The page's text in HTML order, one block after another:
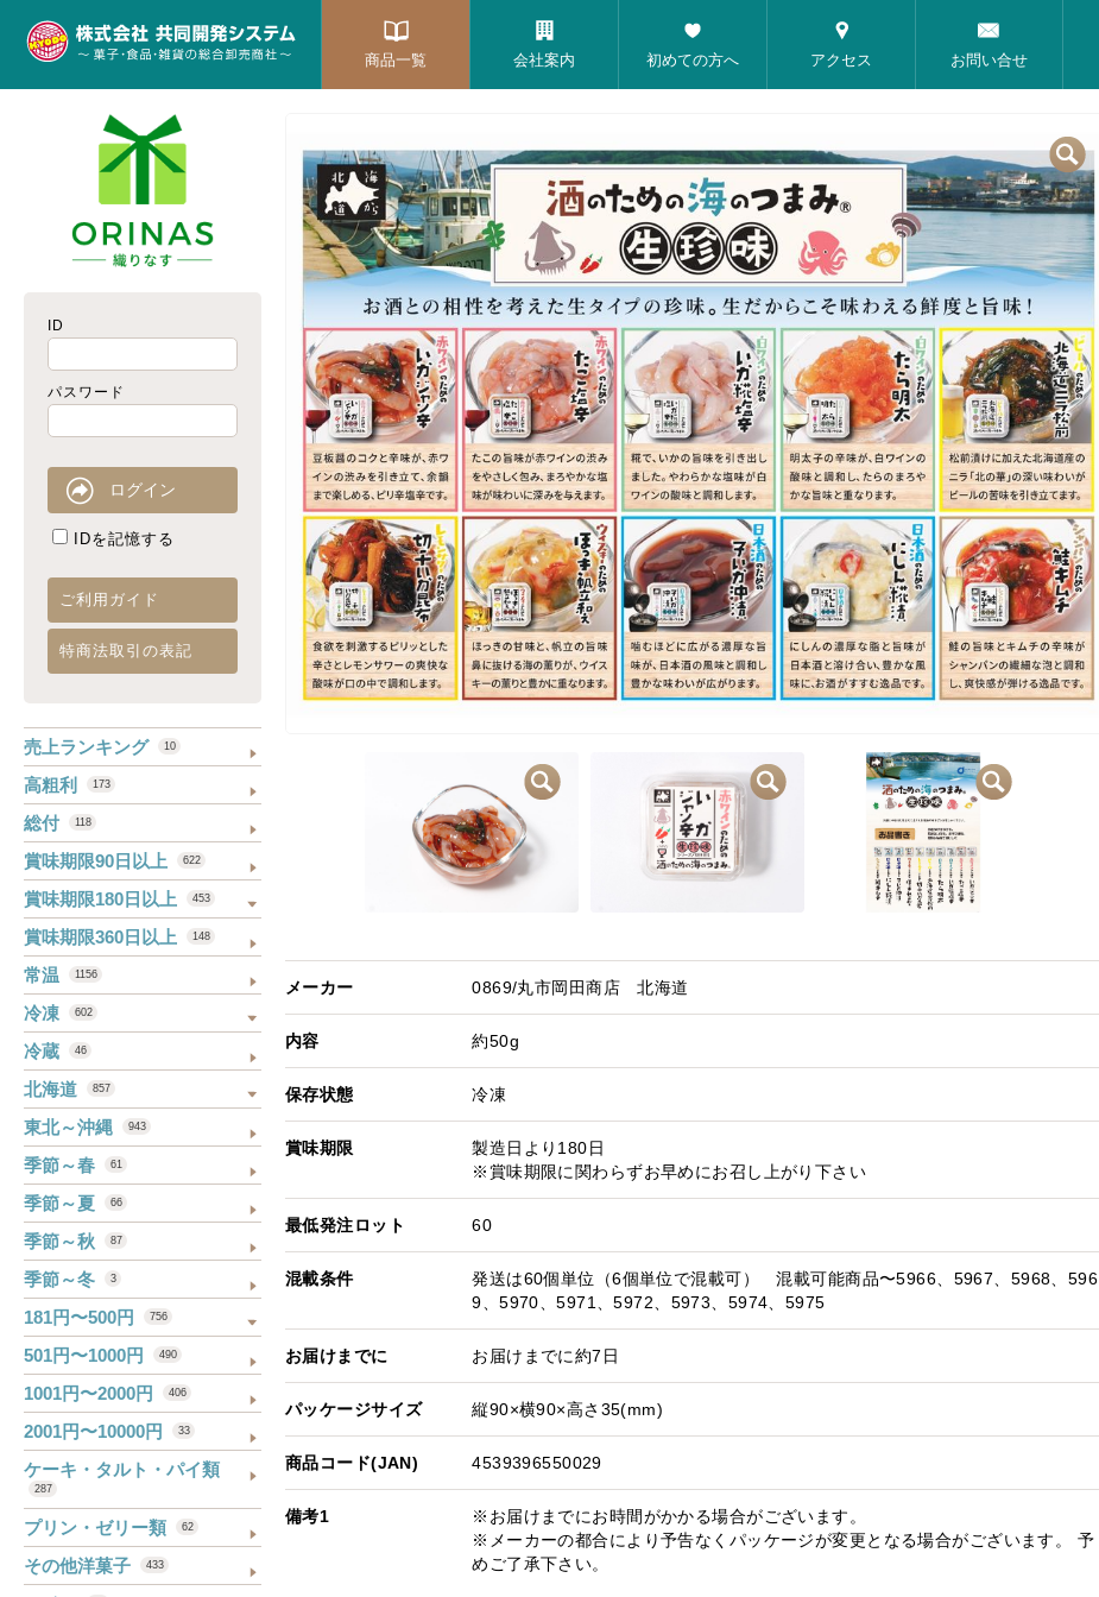
商品一覧 会社案内 初めての方へ アクセス お問い合せ
メーカー 0869/丸市岡田商店 北海道
内容 約50g
保存状態 冷凍
賞味期限
製造日より180日
※賞味期限に関わらずお早めにお召し上がり下さい
最低発注ロット 60
混載条件
発送は60個単位（6個単位で混載可） 混載可能商品〜5966、5967、5968、596
9、5970、5971、5972、5973、5974、5975
お届けまでに お届けまでに約7日
パッケージサイズ 縦90×横90×高さ35(mm)
商品コード(JAN) 4539396550029
備考1
※お届けまでにお時間がかかる場合がございます。
※メーカーの都合により予告なくパッケージが変更となる場合がございます。 予
めご了承下さい。
ID
パスワード
IDを記憶する
ご利用ガイド
特商法取引の表記
売上ランキング 10
高粗利 173
総付 118
賞味期限90日以上 622
賞味期限180日以上 453
賞味期限360日以上 148
常温 1156
冷凍 602
冷蔵 46
北海道 857
東北～沖縄 943
季節～春 61
季節～夏 66
季節～秋 87
季節～冬 3
181円〜500円 756
501円〜1000円 490
1001円〜2000円 406
2001円〜10000円 33
ケーキ・タルト・パイ類
287
プリン・ゼリー類 62
その他洋菓子 433